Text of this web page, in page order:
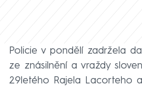
Policie v pondělí zadržela
ze znásilnění a vraždy
29letého Rajela Lacorteho